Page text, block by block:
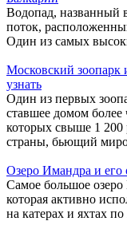
Водопад, названный
поток,
Один из самых
Московский зоопарк
узнать
Один из первых
ставшее домом более
которых свыше 1 200
страны, бьющий
Озеро Имандра и его
Самое большое
которая активно
на катерах и яхтах